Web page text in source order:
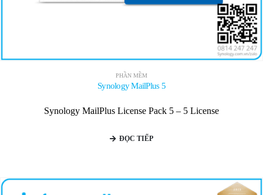
PHẦN MỀM
Synology MailPlus 5
Synology MailPlus License Pack 5 – 5 License
ĐỌC TIẾP